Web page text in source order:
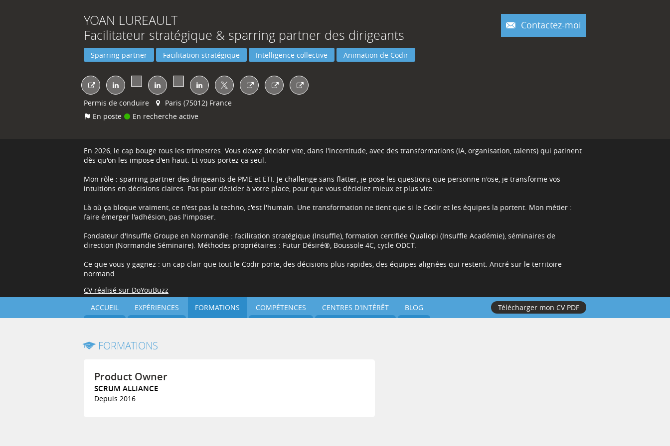
YOAN LUREAULT
Facilitateur stratégique & sparring partner des dirigeants
Sparring partner Facilitation stratégique Intelligence collective Animation de Codir
Permis de conduire
Paris (75012) France
En poste
En recherche active
Contactez-moi
En 2026, le cap bouge tous les trimestres. Vous devez décider vite, dans l'incertitude, avec des transformations (IA, organisation, talents) qui patinent
dès qu'on les impose d'en haut. Et vous portez ça seul.
Mon rôle : sparring partner des dirigeants de PME et ETI. Je challenge sans flatter, je pose les questions que personne n'ose, je transforme vos
intuitions en décisions claires. Pas pour décider à votre place, pour que vous décidiez mieux et plus vite.
Là où ça bloque vraiment, ce n'est pas la techno, c'est l'humain. Une transformation ne tient que si le Codir et les équipes la portent. Mon métier :
faire émerger l'adhésion, pas l'imposer.
Fondateur d'Insuffle Groupe en Normandie : facilitation stratégique (Insuffle), formation certifiée Qualiopi (Insuffle Académie), séminaires de
direction (Normandie Séminaire). Méthodes propriétaires : Futur Désiré®, Boussole 4C, cycle ODCT.
Ce que vous y gagnez : un cap clair que tout le Codir porte, des décisions plus rapides, des équipes alignées qui restent. Ancré sur le territoire
normand.
CV réalisé sur DoYouBuzz
ACCUEIL
EXPÉRIENCES FORMATIONS COMPÉTENCES CENTRES D'INTÉRÊT BLOG Télécharger mon CV PDF
FORMATIONS
Product Owner
SCRUM ALLIANCE
Depuis 2016